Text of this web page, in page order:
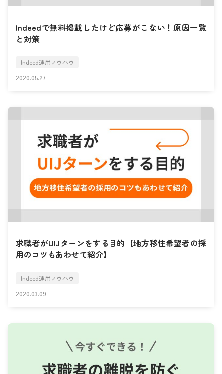
Indeedで無料掲載したけど応募がこない！原因一覧
と対策
Indeed運用ノウハウ
2020.05.27
求職者がUIJターンをする目的【地方移住希望者の採
用のコツもあわせて紹介】
Indeed運用ノウハウ
2020.03.09